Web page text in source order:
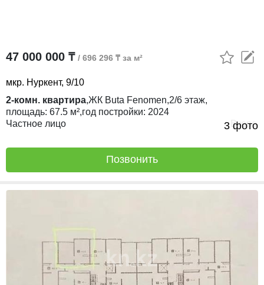
3 фото
47 000 000 ₸ / 696 296 ₸ за м²
мкр. Нуркент, 9/10
2-комн. квартира,ЖК Buta Fenomen,2/6 этаж,
площадь: 67.5 м²,год постройки: 2024
Частное лицо
Вчера
Позвонить